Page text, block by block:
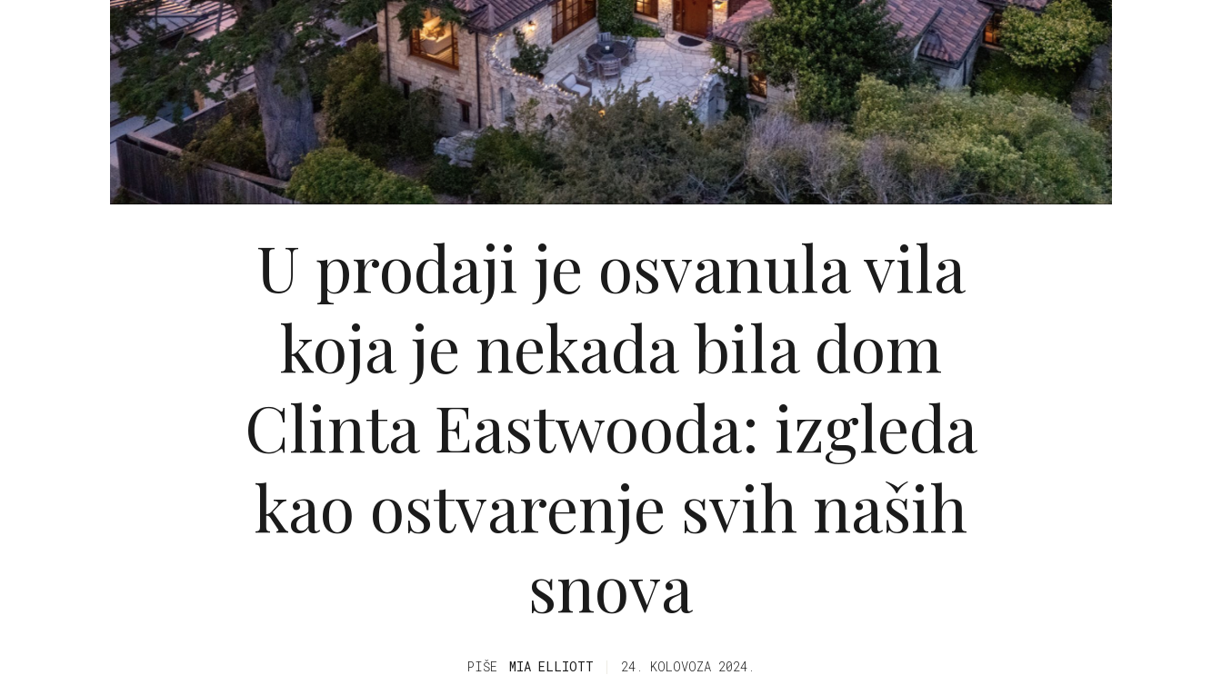
U prodaji je osvanula vila
koja je nekada bila dom
Clinta Eastwooda: izgleda
kao ostvarenje svih naših
snova
PIŠE MIA ELLIOTT 24. KOLOVOZA 2024.